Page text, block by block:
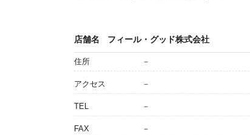
店舗名 フィール・グッド株式会社
住所 －
アクセス －
TEL －
FAX －